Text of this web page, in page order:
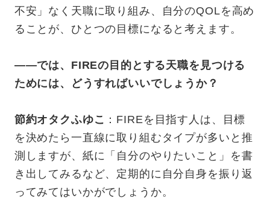
不安」なく天職に取り組み、自分のQOLを高め
ることが、ひとつの目標になると考えます。
——では、FIREの目的とする天職を見つける
ためには、どうすればいいでしょうか？
節約オタクふゆこ ：FIREを目指す人は、目標
を決めたら一直線に取り組むタイプが多いと推
測しますが、紙に「自分のやりたいこと」を書
き出してみるなど、定期的に自分自身を振り返
ってみてはいかがでしょうか。